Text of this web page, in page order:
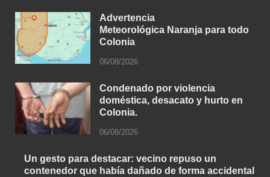
Advertencia
Meteorológica Naranja para todo
Colonia
06/08/2026
Condenado por violencia
doméstica, desacato y hurto en
Colonia.
06/08/2026
Un gesto para destacar: vecino repuso un
contenedor que había dañado de forma accidental